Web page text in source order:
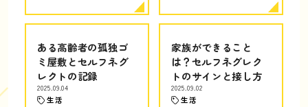
ある高齢者の孤独ゴ
ミ屋敷とセルフネグ
レクトの記録
2025.09.04
生活
家族ができること
は？セルフネグレク
トのサインと接し方
2025.09.02
生活